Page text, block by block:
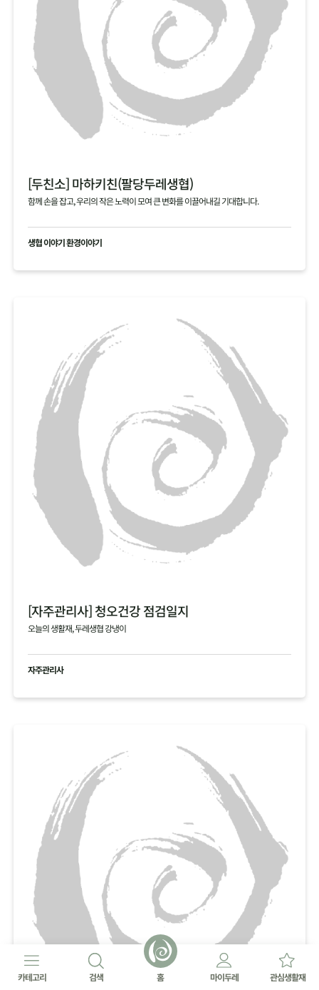
[두친소] 마하키친(팔당두레생협)
함께 손을 잡고, 우리의 작은 노력이 모여 큰 변화를 이끌어내길 기대합니다.
생협 이야기 환경이야기
[자주관리사] 청오건강 점검일지
오늘의 생활재, 두레생협 강냉이
자주관리사
카테고리 검색 홈 마이두레 관심생활재